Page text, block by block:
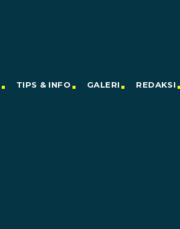
TIPS & INFO GALERI REDAKSI